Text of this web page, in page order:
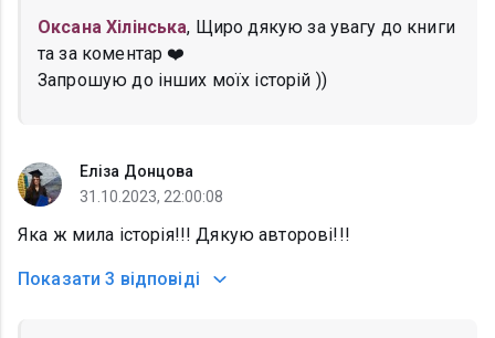
Оксана Хілінська, Щиро дякую за увагу до книги
та за коментар ❤️
Запрошую до інших моїх історій ))
Еліза Донцова
31.10.2023, 22:00:08
Яка ж мила історія!!! Дякую авторові!!!
Показати 3 відповіді